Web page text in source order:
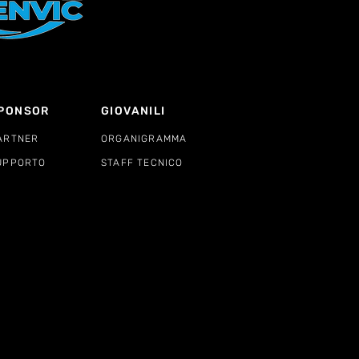
GIOVANILI
ORGANIGRAMMA
STAFF TECNICO